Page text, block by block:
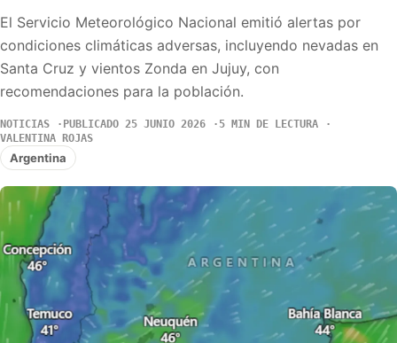
El Servicio Meteorológico Nacional emitió alertas por
condiciones climáticas adversas, incluyendo nevadas en
Santa Cruz y vientos Zonda en Jujuy, con
recomendaciones para la población.
NOTICIAS PUBLICADO 25 JUNIO 2026
5 MIN DE LECTURA
VALENTINA ROJAS
Argentina